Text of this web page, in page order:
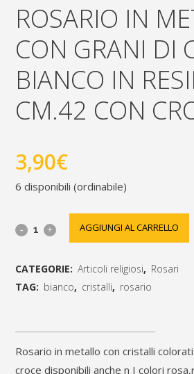
ROSARIO IN
CON GRANI DI
BIANCO IN
CM.42 CON
3,90€
6 disponibili (ordinabile)
Rosario
grani
di
AGGIUNGI AL CARRELLO
CATEGORIE: Articoli religiosi, Rosari
TAG: bianco, cristalli, rosario
Rosario in metallo con cristalli colorati in resina cm.42 con
croce disponibili anche n I colori